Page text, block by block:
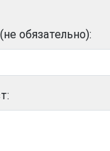
обязательно):